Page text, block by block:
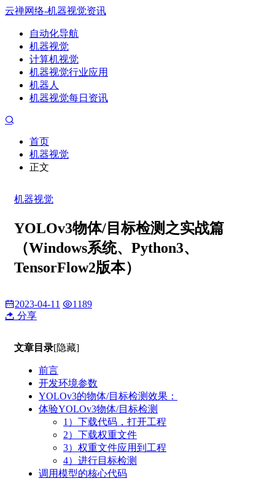
云禅网络-机器视觉资讯
自动化导航
机器视觉
计算机视觉
机器视觉行业应用
机器人
机器视觉每日资讯
首页
机器视觉
正文
机器视觉
YOLOv3物体/目标检测之实战篇
（Windows系统、Python3、
TensorFlow2版本）
2023-04-11
1189
分享
文章目录[隐藏]
前言
开发环境参数
YOLOv3的物体/目标检测效果：
体验YOLOv3物体/目标检测
1）下载代码，打开工程
2）下载权重文件
3）权重文件应用到工程
4）进行目标检测
调用模型的核心代码